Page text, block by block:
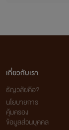
เกี่ยวกับเรา
ธัญวลัยคือ?
นโยบายการ
คุ้มครอง
ข้อมูลส่วนบุคคล